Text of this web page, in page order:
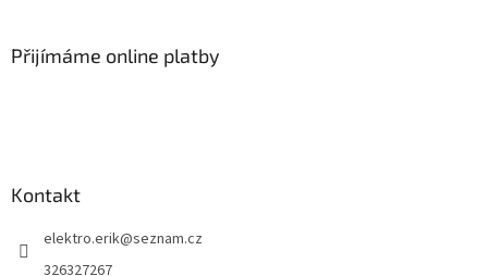
Přijímáme online platby
Kontakt
elektro.erik@seznam.cz
326327267